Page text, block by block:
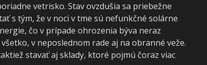
vetrisko. Stav ovzdušia sa priebežne
s tým, že v noci v tme sú nefunkčné solárne
čo v prípade ohrozenia býva neraz
v neposlednom rade aj na obranné veže.
stavať aj sklady, ktoré pojmú čoraz viac